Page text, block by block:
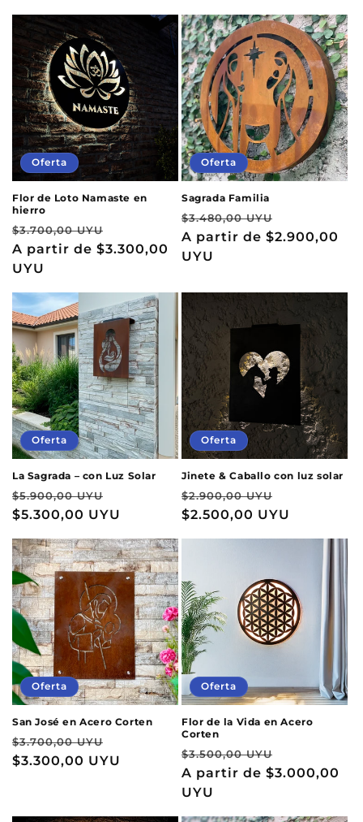
Oferta
Flor de Loto Namaste en
hierro
Precio
habitual
$3.700,00 UYU
de
A partir de $3.300,00
UYU
Oferta
Sagrada Familia
Precio
habitual
$3.480,00 UYU
de
A partir de $2.900,00
UYU
Oferta
La Sagrada – con Luz Solar
Precio
habitual
$5.900,00 UYU
de
$5.300,00 UYU
Oferta
Jinete & Caballo con luz solar
Precio
habitual
$2.900,00 UYU
de
$2.500,00 UYU
Oferta
San José en Acero Corten
Precio
habitual
$3.700,00 UYU
de
$3.300,00 UYU
Oferta
Flor de la Vida en Acero
Corten
Precio
habitual
$3.500,00 UYU
de
A partir de $3.000,00
UYU